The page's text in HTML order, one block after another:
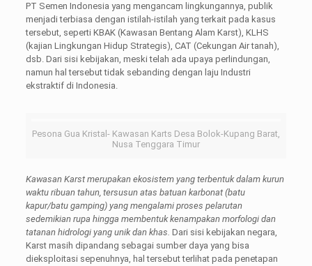
PT Semen Indonesia yang mengancam lingkungannya, publik
menjadi terbiasa dengan istilah-istilah yang terkait pada kasus
tersebut, seperti KBAK (Kawasan Bentang Alam Karst), KLHS
(kajian Lingkungan Hidup Strategis), CAT (Cekungan Air tanah),
dsb. Dari sisi kebijakan, meski telah ada upaya perlindungan,
namun hal tersebut tidak sebanding dengan laju Industri
ekstraktif di Indonesia.
Pesona Gua Kristal- Kawasan Karts Desa Bolok-Kupang Barat,
Nusa Tenggara Timur
Kawasan Karst merupakan ekosistem yang terbentuk dalam kurun
waktu ribuan tahun, tersusun atas batuan karbonat (batu
kapur/batu gamping) yang mengalami proses pelarutan
sedemikian rupa hingga membentuk kenampakan morfologi dan
tatanan hidrologi yang unik dan khas. Dari sisi kebijakan negara,
Karst masih dipandang sebagai sumber daya yang bisa
dieksploitasi sepenuhnya, hal tersebut terlihat pada penetapan